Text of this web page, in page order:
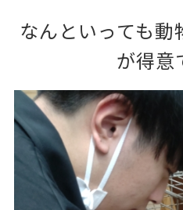
なんといっても
が得意